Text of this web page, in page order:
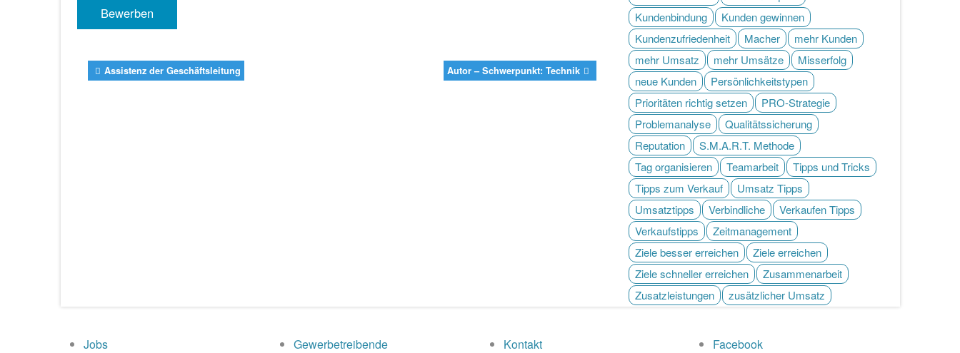
Assistenz der Geschäftsleitung Autor – Schwerpunkt: Technik
Kundenbindung
Kunden gewinnen
Kundenzufriedenheit
Macher
mehr Kunden
mehr Umsatz
mehr Umsätze
Misserfolg
neue Kunden
Persönlichkeitstypen
Prioritäten richtig setzen
PRO-Strategie
Problemanalyse
Qualitätssicherung
Reputation
S.M.A.R.T. Methode
Tag organisieren
Teamarbeit
Tipps und Tricks
Tipps zum Verkauf
Umsatz Tipps
Umsatztipps
Verbindliche
Verkaufen Tipps
Verkaufstipps
Zeitmanagement
Ziele besser erreichen
Ziele erreichen
Ziele schneller erreichen
Zusammenarbeit
Zusatzleistungen
zusätzlicher Umsatz
Jobs Gewerbetreibende Kontakt Facebook